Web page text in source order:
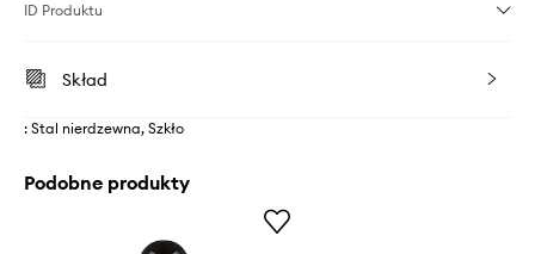
ID Produktu
Skład
: Stal nierdzewna, Szkło
Podobne produkty